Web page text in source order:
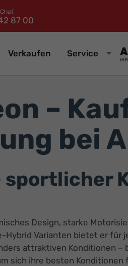
87 00
Verkaufen Service
–
bei
Design, starke
Hybrid Varianten bietet er für
attraktiven Konditionen
sich ihre besten Konditionen